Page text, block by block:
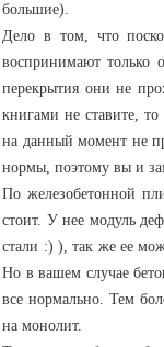
большие).
Дело в том, что
воспринимают только
перекрытия они не
книгами не ставите,
на данный момент не
нормы, поэтому вы и
По железобетонной
стоит. У нее модуль
стали :) ), так же ее
Но в вашем случае
все нормально. Тем
на монолит.